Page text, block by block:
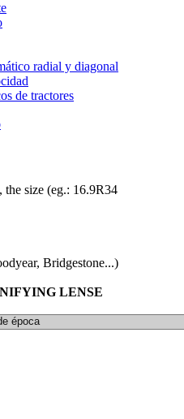
radial y diagonal
de tractores
the size (eg.: 16.9R34
Bridgestone...)
LENSE